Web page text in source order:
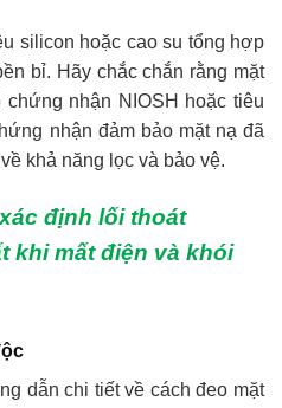
silicon hoặc cao su tổng hợp
bỉ. Hãy chắc chắn rằng mặt
nhận NIOSH hoặc tiêu
nhận đảm bảo mặt nạ đã
khả năng lọc và bảo vệ.
định lối thoát
khi mất điện và khói
dẫn chi tiết về cách đeo mặt